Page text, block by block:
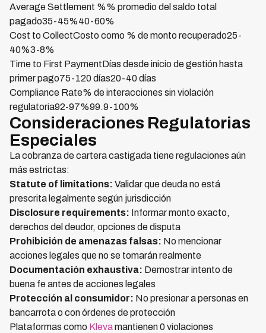
Average Settlement %% promedio del saldo total
pagado35-45%40-60%
Cost to CollectCosto como % de monto recuperado25-
40%3-8%
Time to First PaymentDías desde inicio de gestión hasta
primer pago75-120 días20-40 días
Compliance Rate% de interacciones sin violación
regulatoria92-97%99.9-100%
Consideraciones Regulatorias
Especiales
La cobranza de cartera castigada tiene regulaciones aún
más estrictas:
Statute of limitations: Validar que deuda no está
prescrita legalmente según jurisdicción
Disclosure requirements: Informar monto exacto,
derechos del deudor, opciones de disputa
Prohibición de amenazas falsas: No mencionar
acciones legales que no se tomarán realmente
Documentación exhaustiva: Demostrar intento de
buena fe antes de acciones legales
Protección al consumidor: No presionar a personas en
bancarrota o con órdenes de protección
Plataformas como Klevamantienen 0 violaciones